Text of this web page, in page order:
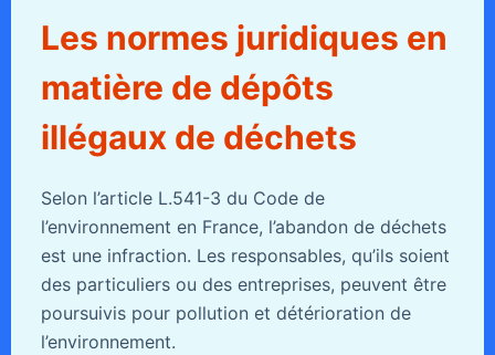
Les normes juridiques en
matière de dépôts
illégaux de déchets
Selon l’article L.541-3 du Code de
l’environnement en France, l’abandon de déchets
est une infraction. Les responsables, qu’ils soient
des particuliers ou des entreprises, peuvent être
poursuivis pour pollution et détérioration de
l’environnement.